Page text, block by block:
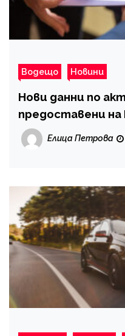
Водещо Новини
Нови данни по
предоставени
структури
Елица Петрова